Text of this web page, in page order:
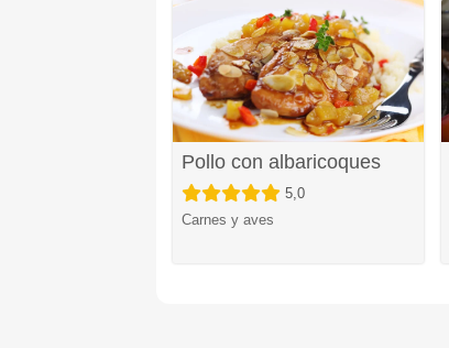
Pollo con albaricoques
5,0
Carnes y aves